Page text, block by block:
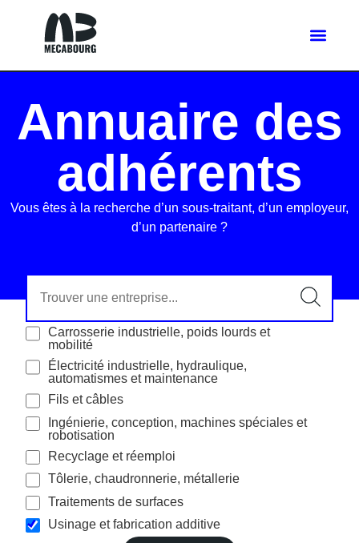
Annuaire des
adhérents
Vous êtes à la recherche d’un sous-traitant, d’un employeur,
d’un partenaire ?
Carrosserie industrielle, poids lourds et
mobilité
Électricité industrielle, hydraulique,
automatismes et maintenance
Fils et câbles
Ingénierie, conception, machines spéciales et
robotisation
Recyclage et réemploi
Tôlerie, chaudronnerie, métallerie
Traitements de surfaces
Usinage et fabrication additive